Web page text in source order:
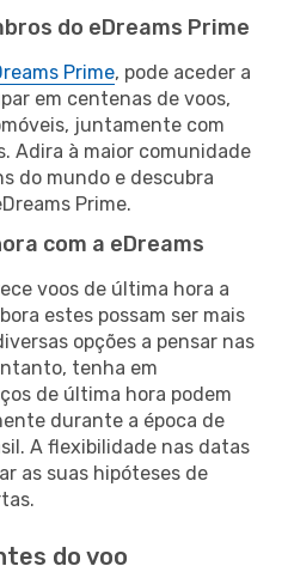
do eDreams Prime
Prime, pode aceder a
em centenas de voos,
juntamente com
Adira à maior comunidade
do mundo e descubra
Prime.
com a eDreams
voos de última hora a
estes possam ser mais
opções a pensar nas
tenha em
de última hora podem
durante a época de
A flexibilidade nas datas
as suas hipóteses de
do voo